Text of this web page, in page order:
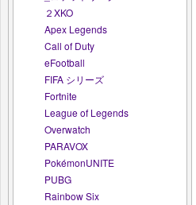
２XKO
Apex Legends
Call of Duty
eFootball
FIFA シリーズ
Fortnite
League of Legends
Overwatch
PARAVOX
PokémonUNITE
PUBG
Rainbow Six